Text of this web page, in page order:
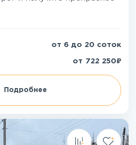
от 6 до 20 соток
от 722 250₽
Подробнее